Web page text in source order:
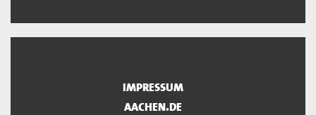
IMPRESSUM
AACHEN.DE